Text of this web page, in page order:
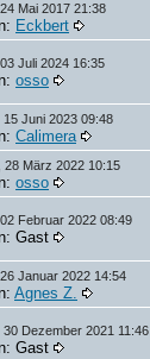
Mai 2017 21:38
Eckbert
Juli 2024 16:35
osso
15 Juni 2023 09:48
Calimera
28 März 2022 10:15
osso
Februar 2022 08:49
Gast
Januar 2022 14:54
Agnes Z.
30 Dezember 2021 11:46
Gast